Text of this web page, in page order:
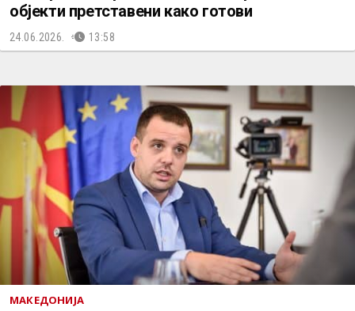
објекти претставени како готови
24.06.2026. 13:58
МАКЕДОНИЈА